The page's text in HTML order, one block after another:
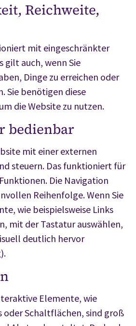
Reichweite,
mit eingeschränkter
gilt auch, wenn Sie
Dinge zu erreichen oder
Sie benötigen diese
die Website zu nutzen.
bedienbar
mit einer externen
steuern. Das funktioniert für
Die Navigation
Reihenfolge. Wenn Sie
wie beispielsweise Links
mit der Tastatur auswählen,
deutlich hervor
Elemente, wie
oder Schaltflächen, sind groß